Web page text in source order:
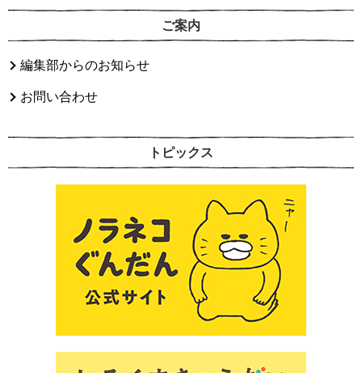
ご案内
編集部からのお知らせ
お問い合わせ
トピックス